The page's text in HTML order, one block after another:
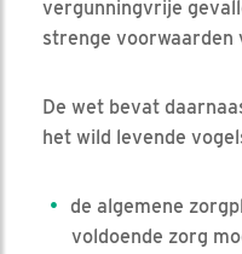
vergunningvrije
strenge voorwaarden
De wet bevat
het wild levende
de algemene
voldoende zorg